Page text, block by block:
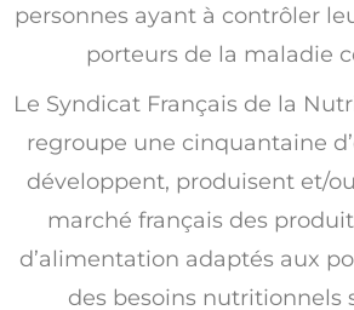
personnes ayant à contrôler
porteurs de la maladie
Le Syndicat Français de la
regroupe une cinquantaine
développent, produisent et/
marché français des
d’alimentation adaptés aux
des besoins nutritionnels